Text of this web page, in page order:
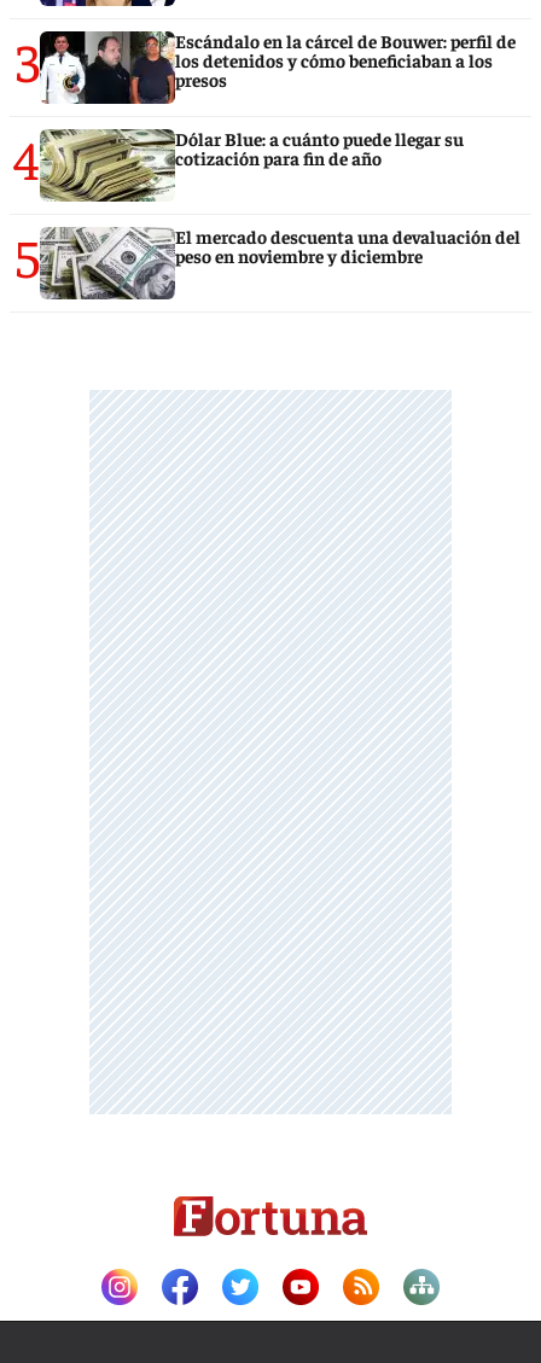
3
Escándalo en la cárcel de Bouwer: perfil de
los detenidos y cómo beneficiaban a los
presos
4
Dólar Blue: a cuánto puede llegar su
cotización para fin de año
5
El mercado descuenta una devaluación del
peso en noviembre y diciembre